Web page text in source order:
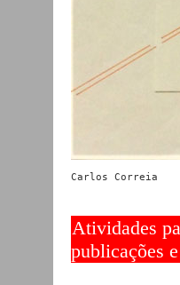
Carlos Correia
Atividades
publicações